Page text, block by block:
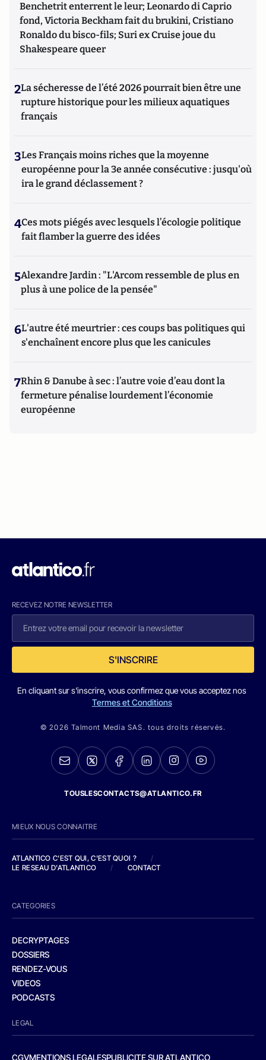
Benchetrit enterrent le leur; Leonardo di Caprio
fond, Victoria Beckham fait du brukini, Cristiano
Ronaldo du bisco-fils; Suri ex Cruise joue du
Shakespeare queer
2La sécheresse de l’été 2026 pourrait bien être une
rupture historique pour les milieux aquatiques
français
3Les Français moins riches que la moyenne
européenne pour la 3e année consécutive : jusqu'où
ira le grand déclassement ?
4Ces mots piégés avec lesquels l’écologie politique
fait flamber la guerre des idées
5Alexandre Jardin : "L'Arcom ressemble de plus en
plus à une police de la pensée"
6L'autre été meurtrier : ces coups bas politiques qui
s'enchaînent encore plus que les canicules
7Rhin & Danube à sec : l’autre voie d’eau dont la
fermeture pénalise lourdement l’économie
européenne
RECEVEZ NOTRE NEWSLETTER
S'INSCRIRE
En cliquant sur s'inscrire, vous confirmez que vous acceptez nos
Termes et Conditions
© 2026 Talmont Media SAS. tous droits réservés.
TOUSLESCONTACTS@ATLANTICO.FR
MIEUX NOUS CONNAITRE
ATLANTICO C'EST QUI, C'EST QUOI ?
/
LE RESEAU D'ATLANTICO
/ CONTACT
CATEGORIES
DECRYPTAGES
DOSSIERS
RENDEZ-VOUS
VIDEOS
PODCASTS
LEGAL
CGVMENTIONS LEGALESPUBLICITE SUR ATLANTICO